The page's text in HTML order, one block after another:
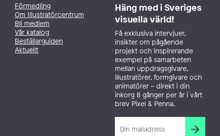
Förmedling
Om Illustratörcentrum
Bli medlem
Vår katalog
Beställarguiden
Aktuellt
Häng med i Sveriges
visuella värld!
Få exklusiva intervjuer,
insikter om pågående
projekt och inspirerande
exempel på samarbeten
mellan uppdragsgivare,
illustratörer, formgivare och
animatörer – direkt i din
inkorg 8 gånger per år i vårt
brev Pixel & Penna.